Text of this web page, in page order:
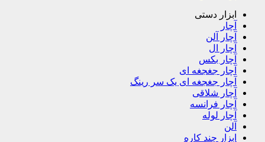
ابزار دستی
آچار
آچار آلن
آچار ال
آچار بکس
آچار جغجغه ای
آچار جغجغه ای یک سر رینگ
آچار شلاقی
آچار فرانسه
آچار لوله
آلن
ابزار چند کاره